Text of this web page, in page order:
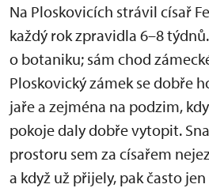
Na Ploskovicích strávil císař
každý rok zpravidla 6–8
o botaniku; sám chod
Ploskovický zámek se dobře
jaře a zejména na podzim,
pokoje daly dobře vytopit.
prostoru sem za císařem
a když už přijely, pak často